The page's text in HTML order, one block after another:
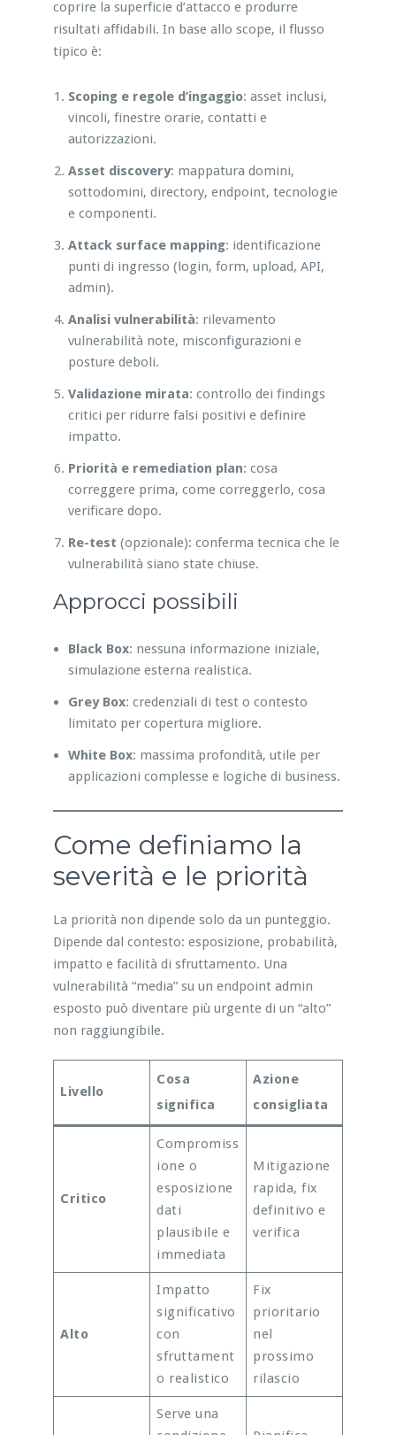
coprire la superficie d’attacco e produrre
risultati affidabili. In base allo scope, il flusso
tipico è:
Scoping e regole d’ingaggio: asset inclusi,
vincoli, finestre orarie, contatti e
autorizzazioni.
Asset discovery: mappatura domini,
sottodomini, directory, endpoint, tecnologie
e componenti.
Attack surface mapping: identificazione
punti di ingresso (login, form, upload, API,
admin).
Analisi vulnerabilità: rilevamento
vulnerabilità note, misconfigurazioni e
posture deboli.
Validazione mirata: controllo dei findings
critici per ridurre falsi positivi e definire
impatto.
Priorità e remediation plan: cosa
correggere prima, come correggerlo, cosa
verificare dopo.
Re-test (opzionale): conferma tecnica che le
vulnerabilità siano state chiuse.
Approcci possibili
Black Box: nessuna informazione iniziale,
simulazione esterna realistica.
Grey Box: credenziali di test o contesto
limitato per copertura migliore.
White Box: massima profondità, utile per
applicazioni complesse e logiche di business.
Come definiamo la
severità e le priorità
La priorità non dipende solo da un punteggio.
Dipende dal contesto: esposizione, probabilità,
impatto e facilità di sfruttamento. Una
vulnerabilità “media” su un endpoint admin
esposto può diventare più urgente di un “alto”
non raggiungibile.
Livello
Cosa
significa
Azione
consigliata
Critico
Compromiss
ione o
esposizione
dati
plausibile e
immediata
Mitigazione
rapida, fix
definitivo e
verifica
Alto
Impatto
significativo
con
sfruttament
o realistico
Fix
prioritario
nel
prossimo
rilascio
Serve una